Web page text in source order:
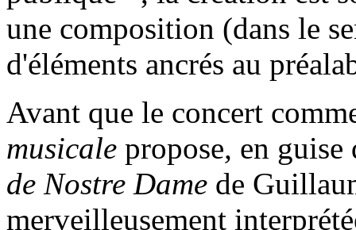
une composition (dans le
d'éléments ancrés au
Avant que le concert
musicale propose, en guise
de Nostre Dame de
merveilleusement